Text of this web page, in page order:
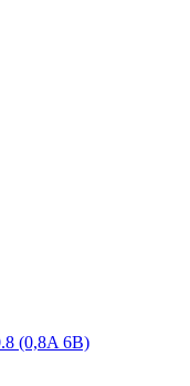
(0,8A 6В)